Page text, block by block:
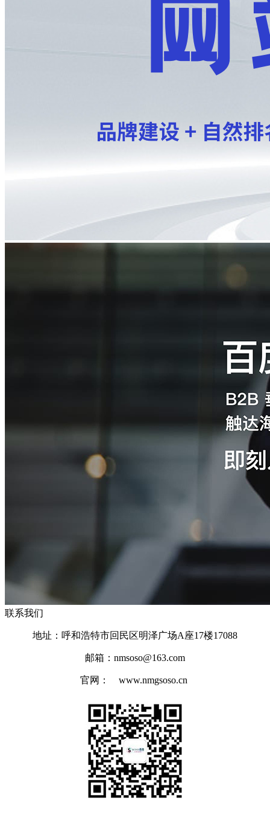
联系我们
地址：呼和浩特市回民区明泽广场A座17楼17088
邮箱：nmsoso@163.com
官网： www.nmgsoso.cn